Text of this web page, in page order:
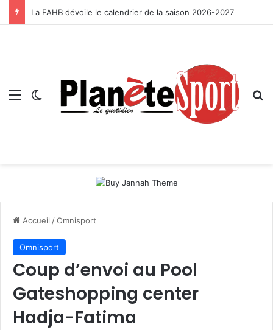
La FAHB dévoile le calendrier de la saison 2026-2027
Menu Switch skin
Accueil /Omnisport
Omnisport
Coup d’envoi au Pool
Gateshopping center
Hadja-Fatima